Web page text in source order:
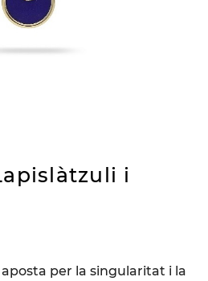
i
aposta per la singularitat i la